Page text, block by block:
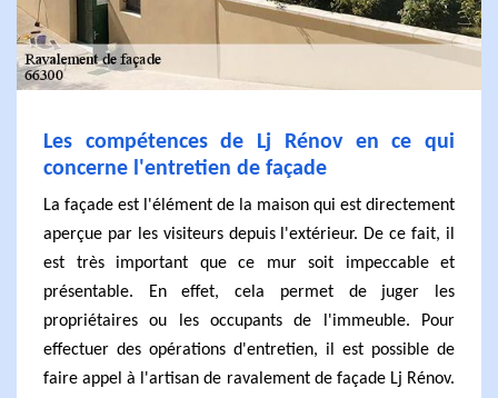
Les compétences de Lj Rénov en ce qui
concerne l'entretien de façade
La façade est l'élément de la maison qui est directement
aperçue par les visiteurs depuis l'extérieur. De ce fait, il
est très important que ce mur soit impeccable et
présentable. En effet, cela permet de juger les
propriétaires ou les occupants de l'immeuble. Pour
effectuer des opérations d'entretien, il est possible de
faire appel à l'artisan de ravalement de façade Lj Rénov.